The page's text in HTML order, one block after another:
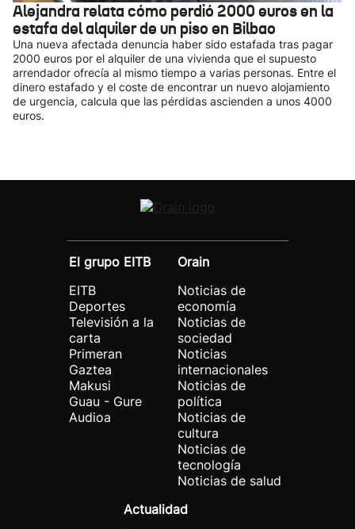
Alejandra relata cómo perdió 2000 euros en la
estafa del alquiler de un piso en Bilbao
Una nueva afectada denuncia haber sido estafada tras pagar
2000 euros por el alquiler de una vivienda que el supuesto
arrendador ofrecía al mismo tiempo a varias personas. Entre el
dinero estafado y el coste de encontrar un nuevo alojamiento
de urgencia, calcula que las pérdidas ascienden a unos 4000
euros.
El grupo EITB
EITB
Deportes
Televisión a la
carta
Primeran
Gaztea
Makusi
Guau - Gure
Audioa
Orain
Noticias de
economía
Noticias de
sociedad
Noticias
internacionales
Noticias de
política
Noticias de
cultura
Noticias de
tecnología
Noticias de salud
Actualidad